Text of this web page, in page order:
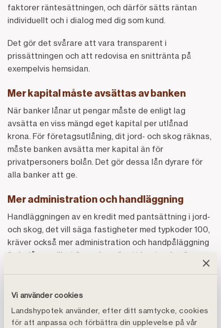
Vi använder cookies
Landshypotek använder, efter ditt samtycke, cookies
för att anpassa och förbättra din upplevelse på vår
faktorer räntesättningen, och därför sätts räntan
individuellt och i dialog med dig som kund.
Det gör det svårare att vara transparent i
prissättningen och att redovisa en snittränta på
exempelvis hemsidan.
Mer kapital måste avsättas av banken
När banker lånar ut pengar måste de enligt lag
avsätta en viss mängd eget kapital per utlånad
krona. För företagsutlåning, dit jord- och skog räknas,
måste banken avsätta mer kapital än för
privatpersoners bolån. Det gör dessa lån dyrare för
alla banker att ge.
Mer administration och handläggning
Handläggningen av en kredit med pantsättning i jord-
och skog, det vill säga fastigheter med typkoder 100,
kräver också mer administration och handpåläggning
än bolånen, vilket även den gör att kostnaden är
Banken är skyldig att göra en individuell bedömning av
skillnad från den mer automatiserade granskningen